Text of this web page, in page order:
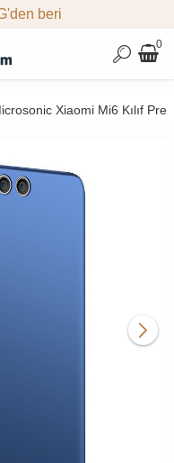
beri
0
Xiaomi Mi6 Kılıf